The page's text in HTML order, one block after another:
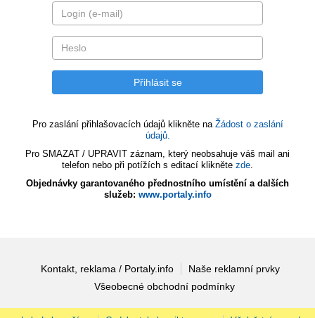
Pro zaslání přihlašovacích údajů klikněte na Žádost o zaslání
údajů.
Pro SMAZAT / UPRAVIT záznam, který neobsahuje váš mail ani
telefon nebo při potížích s editací klikněte zde.
Objednávky garantovaného přednostního umístění a dalších
služeb: www.portaly.info
Kontakt, reklama / Portaly.info
Naše reklamní prvky
Všeobecné obchodní podmínky